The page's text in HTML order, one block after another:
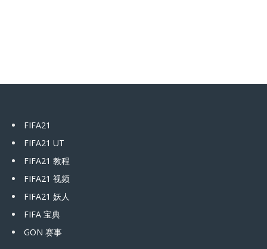
FIFA21
FIFA21 UT
FIFA21 教程
FIFA21 视频
FIFA21 妖人
FIFA 宝典
GON 赛事